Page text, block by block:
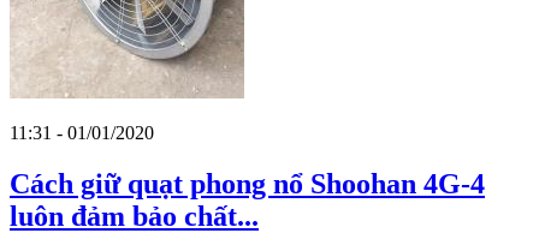
11:31 - 01/01/2020
Cách giữ quạt phong nổ Shoohan 4G-4
luôn đảm bảo chất...